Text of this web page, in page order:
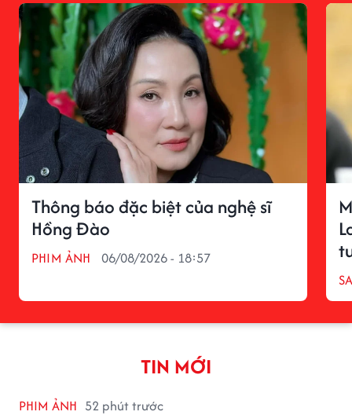
Thông báo đặc biệt của nghệ sĩ
Hồng Đào
PHIM ẢNH 06/08/2026 - 18:57
TIN MỚI
PHIM ẢNH 52 phút trước